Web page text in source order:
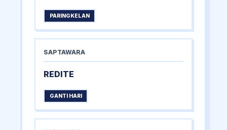
PARINGKELAN
SAPTAWARA
REDITE
GANTI HARI